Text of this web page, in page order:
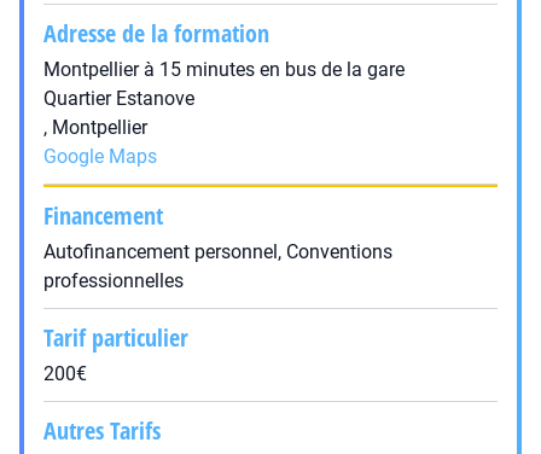
Adresse de la formation
Montpellier à 15 minutes en bus de la gare
Quartier Estanove
, Montpellier
Google Maps
Financement
Autofinancement personnel, Conventions
professionnelles
Tarif particulier
200€
Autres Tarifs